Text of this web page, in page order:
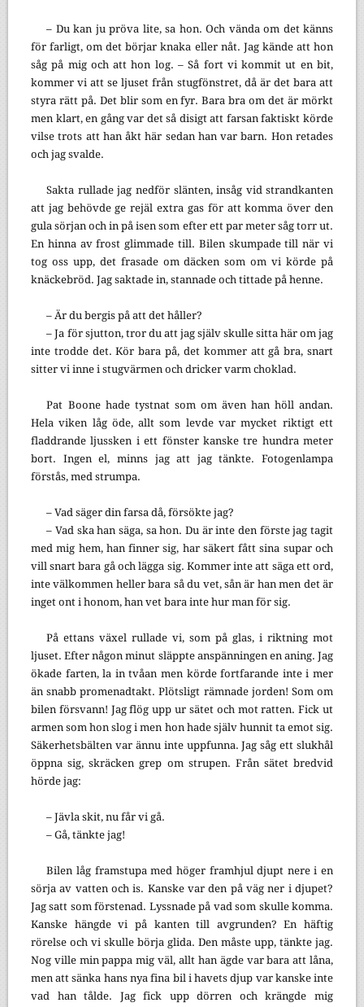
– Du kan ju pröva lite, sa hon. Och vända om det känns
för farligt, om det börjar knaka eller nåt. Jag kände att hon
såg på mig och att hon log. – Så fort vi kommit ut en bit,
kommer vi att se ljuset från stugfönstret, då är det bara att
styra rätt på. Det blir som en fyr. Bara bra om det är mörkt
men klart, en gång var det så disigt att farsan faktiskt körde
vilse trots att han åkt här sedan han var barn. Hon retades
och jag svalde.
Sakta rullade jag nedför slänten, insåg vid strandkanten
att jag behövde ge rejäl extra gas för att komma över den
gula sörjan och in på isen som efter ett par meter såg torr ut.
En hinna av frost glimmade till. Bilen skumpade till när vi
tog oss upp, det frasade om däcken som om vi körde på
knäckebröd. Jag saktade in, stannade och tittade på henne.
– Är du bergis på att det håller?
– Ja för sjutton, tror du att jag själv skulle sitta här om jag
inte trodde det. Kör bara på, det kommer att gå bra, snart
sitter vi inne i stugvärmen och dricker varm choklad.
Pat Boone hade tystnat som om även han höll andan.
Hela viken låg öde, allt som levde var mycket riktigt ett
fladdrande ljussken i ett fönster kanske tre hundra meter
bort. Ingen el, minns jag att jag tänkte. Fotogenlampa
förstås, med strumpa.
– Vad säger din farsa då, försökte jag?
– Vad ska han säga, sa hon. Du är inte den förste jag tagit
med mig hem, han finner sig, har säkert fått sina supar och
vill snart bara gå och lägga sig. Kommer inte att säga ett ord,
inte välkommen heller bara så du vet, sån är han men det är
inget ont i honom, han vet bara inte hur man för sig.
På ettans växel rullade vi, som på glas, i riktning mot
ljuset. Efter någon minut släppte anspänningen en aning. Jag
ökade farten, la in tvåan men körde fortfarande inte i mer
än snabb promenadtakt. Plötsligt rämnade jorden! Som om
bilen försvann! Jag flög upp ur sätet och mot ratten. Fick ut
armen som hon slog i men hon hade själv hunnit ta emot sig.
Säkerhetsbälten var ännu inte uppfunna. Jag såg ett slukhål
öppna sig, skräcken grep om strupen. Från sätet bredvid
hörde jag:
– Jävla skit, nu får vi gå.
– Gå, tänkte jag!
Bilen låg framstupa med höger framhjul djupt nere i en
sörja av vatten och is. Kanske var den på väg ner i djupet?
Jag satt som förstenad. Lyssnade på vad som skulle komma.
Kanske hängde vi på kanten till avgrunden? En häftig
rörelse och vi skulle börja glida. Den måste upp, tänkte jag.
Nog ville min pappa mig väl, allt han ägde var bara att låna,
men att sänka hans nya fina bil i havets djup var kanske inte
vad han tålde. Jag fick upp dörren och krängde mig